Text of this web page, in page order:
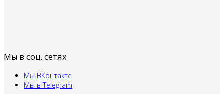
Мы в соц. сетях
Мы ВКонтакте
Мы в Telegram